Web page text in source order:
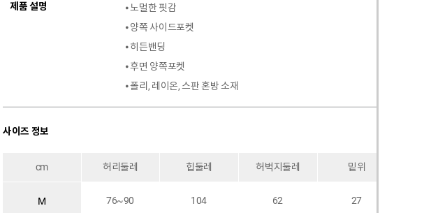
제품 설명
⦁ 노멀한 핏감
⦁ 양쪽 사이드포켓
⦁ 히든밴딩
⦁ 후면 양쪽포켓
⦁ 폴리, 레이온, 스판 혼방 소재
사이즈 정보
cm 허리둘레 힙둘레 허벅지둘레 밑위
M 76~90 104 62 27